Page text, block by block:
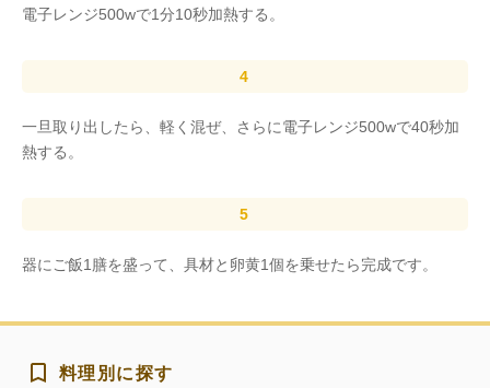
電子レンジ500wで1分10秒加熱する。
一旦取り出したら、軽く混ぜ、さらに電子レンジ500wで40秒加
熱する。
器にご飯1膳を盛って、具材と卵黄1個を乗せたら完成です。
料理別に探す